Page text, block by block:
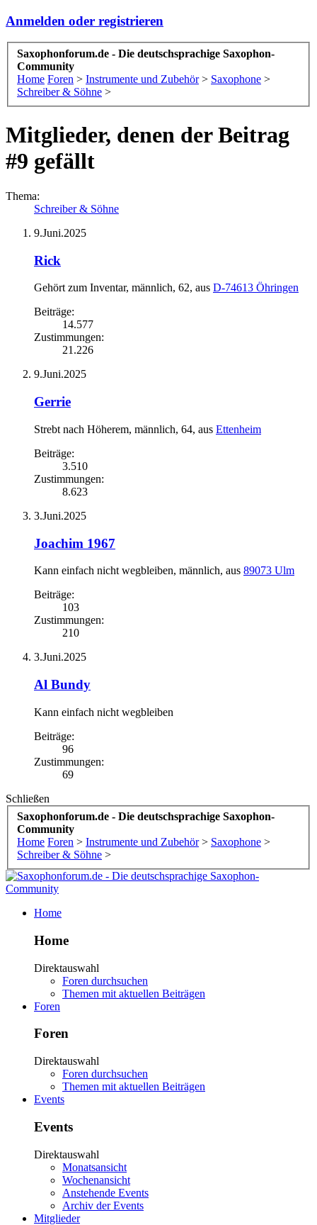
Anmelden oder registrieren
Saxophonforum.de - Die deutschsprachige Saxophon-
Community
Home Foren > Instrumente und Zubehör > Saxophone >
Schreiber & Söhne >
Mitglieder, denen der Beitrag
#9 gefällt
Thema:
Schreiber & Söhne
9.Juni.2025
Rick
Gehört zum Inventar, männlich, 62, aus D-74613 Öhringen
Beiträge:
14.577
Zustimmungen:
21.226
9.Juni.2025
Gerrie
Strebt nach Höherem, männlich, 64, aus Ettenheim
Beiträge:
3.510
Zustimmungen:
8.623
3.Juni.2025
Joachim 1967
Kann einfach nicht wegbleiben, männlich, aus 89073 Ulm
Beiträge:
103
Zustimmungen:
210
3.Juni.2025
Al Bundy
Kann einfach nicht wegbleiben
Beiträge:
96
Zustimmungen:
69
Schließen
Saxophonforum.de - Die deutschsprachige Saxophon-
Community
Home Foren > Instrumente und Zubehör > Saxophone >
Schreiber & Söhne >
Home
Home
Direktauswahl
Foren durchsuchen
Themen mit aktuellen Beiträgen
Foren
Foren
Direktauswahl
Foren durchsuchen
Themen mit aktuellen Beiträgen
Events
Events
Direktauswahl
Monatsansicht
Wochenansicht
Anstehende Events
Archiv der Events
Mitglieder